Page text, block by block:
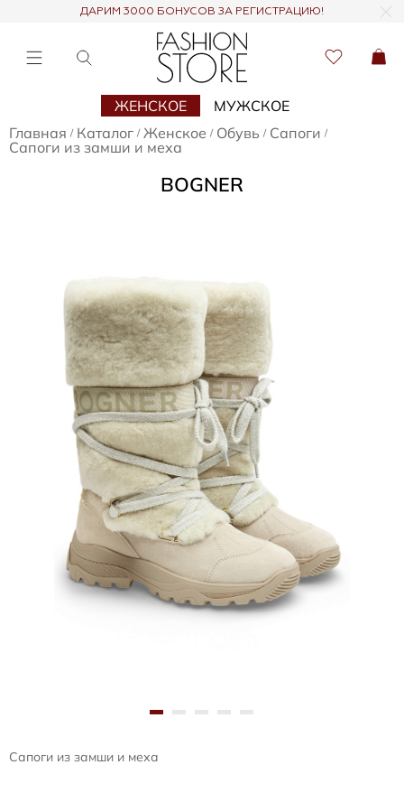
ДАРИМ 3000 БОНУСОВ ЗА РЕГИСТРАЦИЮ!
ЖЕНСКОЕ
МУЖСКОЕ
Главная / Каталог / Женское / Обувь / Сапоги /
Сапоги из замши и меха
BOGNER
Сапоги из замши и меха